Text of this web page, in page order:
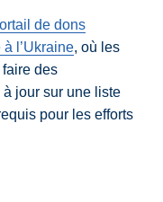
de dons
l’Ukraine, où les
des
jour sur une liste
pour les efforts